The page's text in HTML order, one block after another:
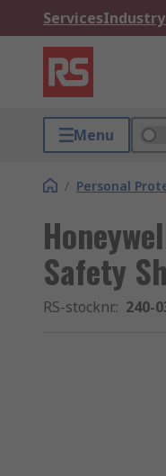
ServicesIndustry
Menu
/ Personal
Safety
RS-stocknr.: 240-